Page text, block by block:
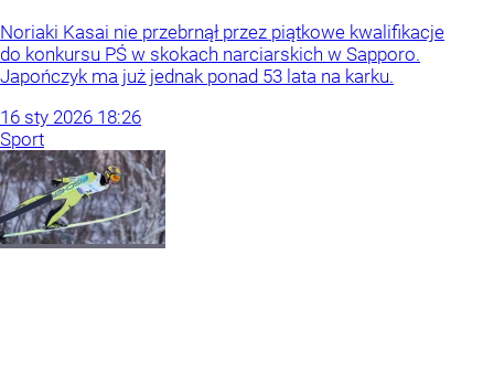
Noriaki Kasai nie przebrnął przez piątkowe kwalifikacje
do konkursu PŚ w skokach narciarskich w Sapporo.
Japończyk ma już jednak ponad 53 lata na karku.
16 sty 2026 18:26
Sport